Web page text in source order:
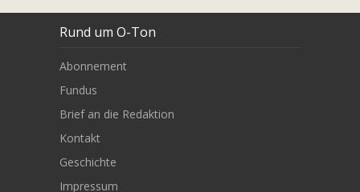
Rund um O-Ton
Abonnement
Fundus
Brief an die Redaktion
Kontakt
Geschichte
Impressum